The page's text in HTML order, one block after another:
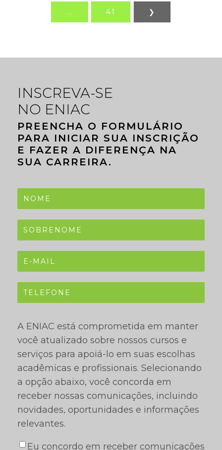
... 41 ❯
INSCREVA-SE
NO ENIAC
PREENCHA O FORMULÁRIO
PARA INICIAR SUA INSCRIÇÃO
E FAZER A DIFERENÇA NA
SUA CARREIRA.
A ENIAC está comprometida em manter
você atualizado sobre nossos cursos e
serviços para apoiá-lo em suas escolhas
acadêmicas e profissionais. Selecionando
a opção abaixo, você concorda em
receber nossas comunicações, incluindo
novidades, oportunidades e informações
relevantes.
Eu concordo em receber comunicações